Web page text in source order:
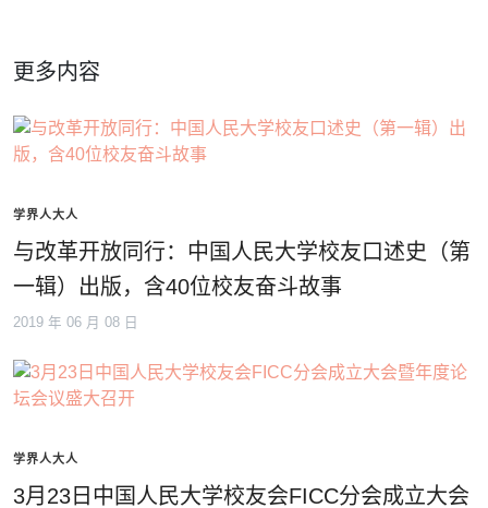
更多内容
学界人大人
与改革开放同行：中国人民大学校友口述史（第
一辑）出版，含40位校友奋斗故事
2019 年 06 月 08 日
学界人大人
3月23日中国人民大学校友会FICC分会成立大会